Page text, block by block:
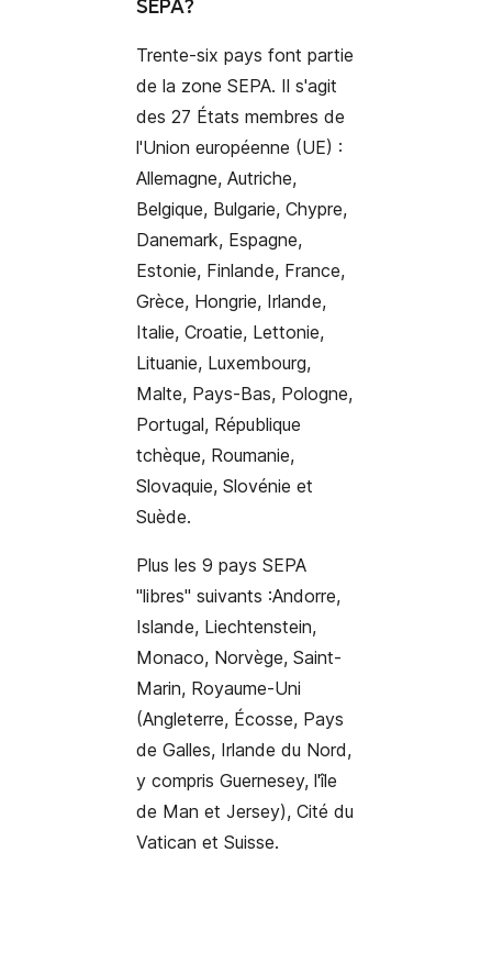
SEPA?
Trente-six pays font partie
de la zone SEPA. Il s'agit
des 27 États membres de
l'Union européenne (UE) :
Allemagne, Autriche,
Belgique, Bulgarie, Chypre,
Danemark, Espagne,
Estonie, Finlande, France,
Grèce, Hongrie, Irlande,
Italie, Croatie, Lettonie,
Lituanie, Luxembourg,
Malte, Pays-Bas, Pologne,
Portugal, République
tchèque, Roumanie,
Slovaquie, Slovénie et
Suède.
Plus les 9 pays SEPA
"libres" suivants :Andorre,
Islande, Liechtenstein,
Monaco, Norvège, Saint-
Marin, Royaume-Uni
(Angleterre, Écosse, Pays
de Galles, Irlande du Nord,
y compris Guernesey, l'île
de Man et Jersey), Cité du
Vatican et Suisse.